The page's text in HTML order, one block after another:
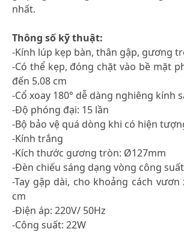
nhất.
Thông số kỹ thuật:
-Kính lúp kẹp bàn, thân gập, gương
-Có thể kẹp, đóng chặt vào bề mặt
đến 5.08 cm
-Cổ xoay 180° dễ dàng nghiêng kính
-Độ phóng đại: 15 lần
-Bộ bảo vệ quá dòng khi có hiện
-Kính trắng
-Kích thước gương tròn: Ø127mm
-Đèn chiếu sáng dạng vòng công
-Tay gập dài, cho khoảng cách
cm
-Điện áp: 220V/ 50Hz
-Công suất: 22W